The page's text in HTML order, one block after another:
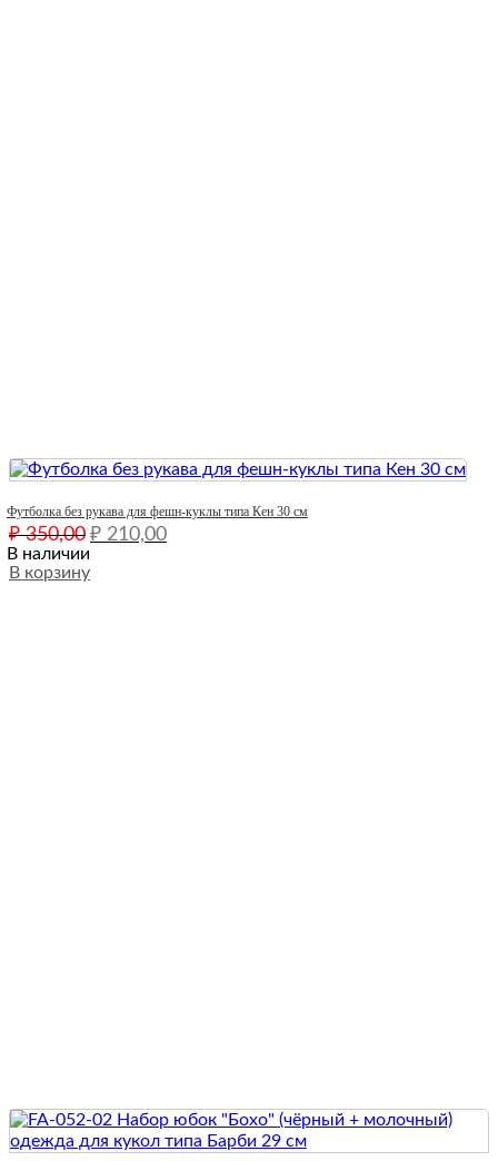
Футболка без рукава для фешн-куклы типа Кен 30 см
₽350,00 Первоначальная
составляла
₽ 210,00Текущая
В наличии
В корзину